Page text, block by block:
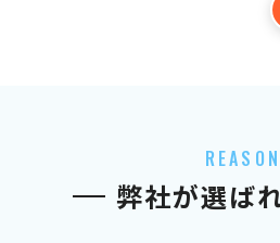
REASON
弊社が選ば